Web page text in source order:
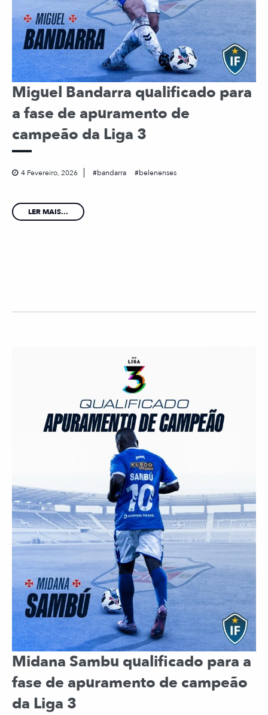
Miguel Bandarra qualificado para
a fase de apuramento de
campeão da Liga 3
4 Fevereiro, 2026 bandarra belenenses
LER MAIS...
Midana Sambu qualificado para a
fase de apuramento de campeão
da Liga 3